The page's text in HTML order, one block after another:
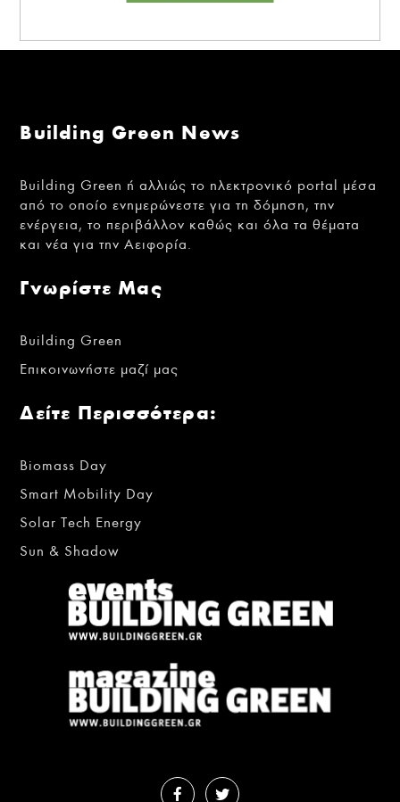
Building Green News
Building Green ή αλλιώς το ηλεκτρονικό portal μέσα
από το οποίο ενημερώνεστε για τη δόμηση, την
ενέργεια, το περιβάλλον καθώς και όλα τα θέματα
και νέα για την Αειφορία.
Γνωρίστε Μας
Building Green
Επικοινωνήστε μαζί μας
Δείτε Περισσότερα:
Biomass Day
Smart Mobility Day
Solar Tech Energy
Sun & Shadow